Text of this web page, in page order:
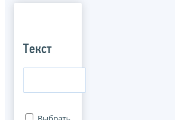
Текст